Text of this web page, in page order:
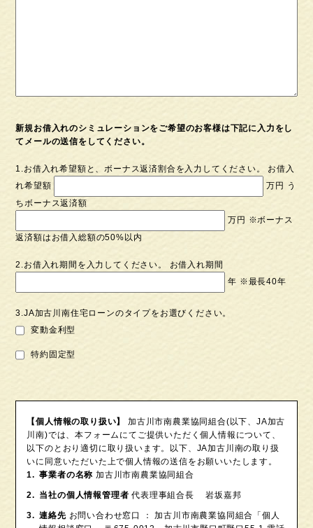
新規お借⼊れのシミュレーションをご希望のお客様は下記に入力をし
てメールの送信をしてください。
1.お借⼊れ希望額と、ボーナス返済割合を⼊⼒してください。 お借⼊
れ希望額
万円 う
ちボーナス返済額
万円 ※ボーナス
返済額はお借⼊総額の50%以内
2.お借⼊れ期間を⼊⼒してください。 お借⼊れ期間
年 ※最⻑40年
3.JA加古川南住宅ローンのタイプをお選びください。
変動金利型
特約固定型
【個人情報の取り扱い】
加古川市南農業協同組合(以下、JA加古
川南)では、本フォームにてご提供いただく個人情報について、
以下のとおり適切に取り扱います。以下、JA加古川南の取り扱
いに同意いただいた上で個人情報の送信をお願いいたします。
事業者の名称 加古川市南農業協同組合
当社の個人情報管理者 代表理事組合長 岩坂嘉邦
連絡先 お問い合わせ窓口 ： 加古川市南農業協同組合「個人